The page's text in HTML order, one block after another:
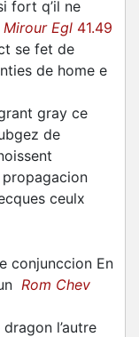
fort q’il ne
Mirour Egl 41.49
se fet de
de home e
gray ce
de
propagacion
ceulx
conjunccion En
Rom Chev
l’autre